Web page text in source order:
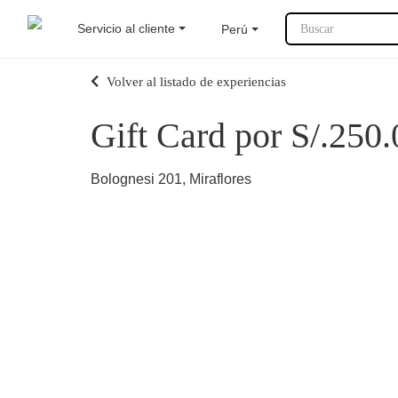
Servicio al cliente Perú Buscar
Volver al listado de experiencias
Gift Card por S/
Bolognesi 201, Miraflores